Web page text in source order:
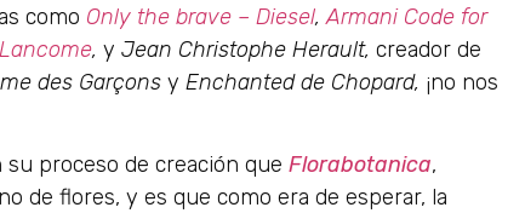
como Only the brave – Diesel,Armani Code for
, y Jean Christophe Herault, creador de
des Garçons y Enchanted de Chopard, ¡no nos
proceso de creación que Florabotanica,
de flores, y es que como era de esperar, la